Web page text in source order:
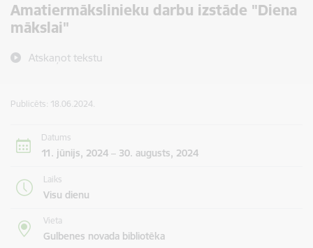
Amatiermākslinieku darbu izstāde "Diena
mākslai"
Atskaņot tekstu
Publicēts: 18.06.2024.
Datums
11. jūnijs, 2024 – 30. augusts, 2024
Laiks
Visu dienu
Vieta
Gulbenes novada bibliotēka